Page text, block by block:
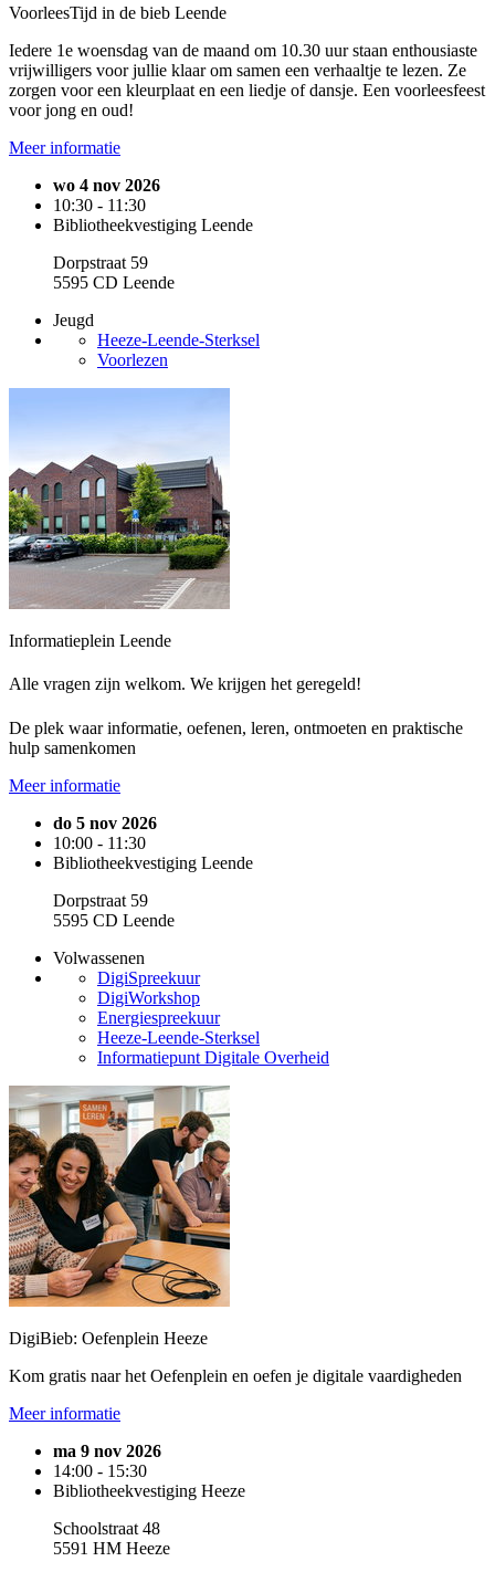
VoorleesTijd in de bieb Leende
Iedere 1e woensdag van de maand om 10.30 uur staan enthousiaste
vrijwilligers voor jullie klaar om samen een verhaaltje te lezen. Ze
zorgen voor een kleurplaat en een liedje of dansje. Een voorleesfeest
voor jong en oud!
Meer informatie
wo 4 nov 2026
10:30 - 11:30
Bibliotheekvestiging Leende
Dorpstraat 59
5595 CD Leende
Jeugd
Heeze-Leende-Sterksel
Voorlezen
Informatieplein Leende
Alle vragen zijn welkom. We krijgen het geregeld!
De plek waar informatie, oefenen, leren, ontmoeten en praktische
hulp samenkomen
Meer informatie
do 5 nov 2026
10:00 - 11:30
Bibliotheekvestiging Leende
Dorpstraat 59
5595 CD Leende
Volwassenen
DigiSpreekuur
DigiWorkshop
Energiespreekuur
Heeze-Leende-Sterksel
Informatiepunt Digitale Overheid
DigiBieb: Oefenplein Heeze
Kom gratis naar het Oefenplein en oefen je digitale vaardigheden
Meer informatie
ma 9 nov 2026
14:00 - 15:30
Bibliotheekvestiging Heeze
Schoolstraat 48
5591 HM Heeze